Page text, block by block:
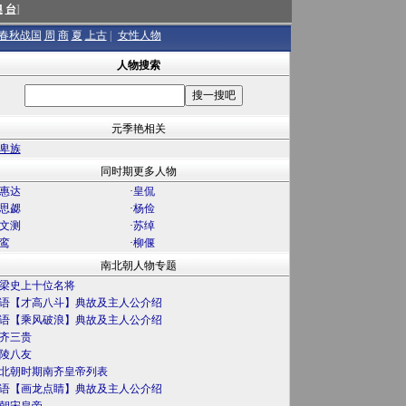
台]
秋战国 周 商 夏 上古 女性人物
人物搜索
元季艳相关
族
同时期更多人物
达
·皇侃
勰
·杨俭
测
·苏绰
·柳偃
南北朝人物专题
史上十位名将
【才高八斗】典故及主人公介绍
【乘风破浪】典故及主人公介绍
三贵
八友
朝时期南齐皇帝列表
【画龙点睛】典故及主人公介绍